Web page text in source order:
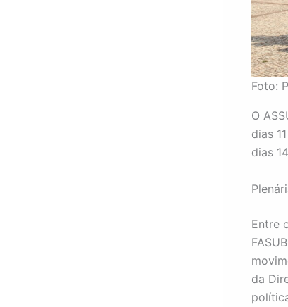
Foto:
O
dias
dias
Entre
da